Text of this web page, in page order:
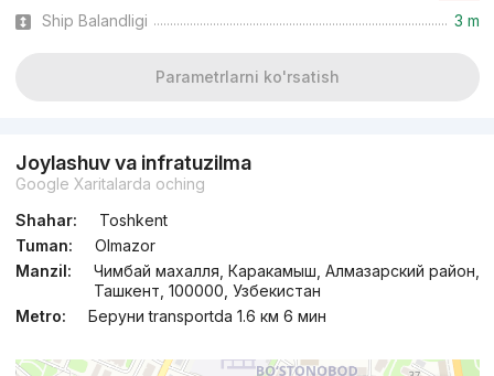
Ship Balandligi 3 m
Parametrlarni ko'rsatish
Joylashuv va infratuzilma
Google Xaritalarda oching
Shahar:
Toshkent
Tuman:
Olmazor
Manzil:
Чимбай махалля, Каракамыш, Алмазарский район,
Ташкент, 100000, Узбекистан
Metro:
Беруни transportda 1.6 км 6 мин